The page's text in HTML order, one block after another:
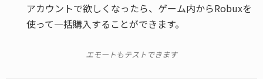
アカウントで欲しくなったら、ゲーム内からRobuxを
使って一括購入することができます。
エモートもテストできます